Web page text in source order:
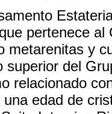
pertenece
metarenitas y
superior del
relacionado
edad de